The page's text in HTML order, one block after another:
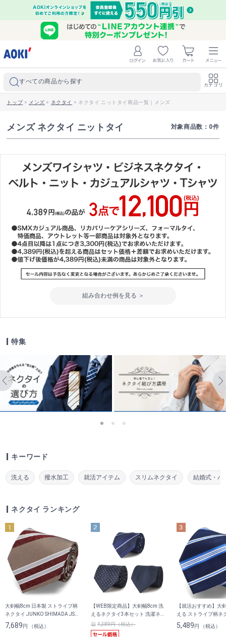
すべての商品から探す カテゴリ
トップ> メンズ > ネクタイ > ネクタイ ニットタイ商品一覧｜メンズ
メンズ ネクタイ ニットタイ 対象商品数： 0件
組み合わせ例を見る ＞
特集
キーワード
洗える 撥水加工 就活アイテム スリムネクタイ 結婚式・パ
ネクタイ ランキング
大剣幅8cm 日本製 ストライプ柄
ネクタイ JUNKO SHIMADA JS
homme
7,689円 （税込）
【WEB限定商品】大剣幅8cm 洗
えるネクタイ3本セット 洗濯ネッ
ト付き
4,389円（税込）
【就活おすすめ】大
える ストライプ柄ネ
MUES
5,489円 （税込）